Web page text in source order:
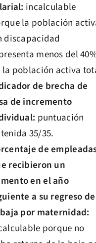
incalculable
la población
discapacidad
menos del
la población activa
de brecha de
de incremento
puntuación
35/35.
de
recibieron un
en el año
a su regreso de
por maternidad:
porque no